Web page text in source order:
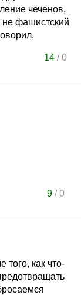
чеченов,
не фашистский
14 /0
9/0
того, как что-